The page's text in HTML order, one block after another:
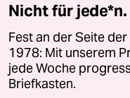
Nicht für
Fest an der Seite
1978: Mit unserem
jede Woche
Briefkasten.